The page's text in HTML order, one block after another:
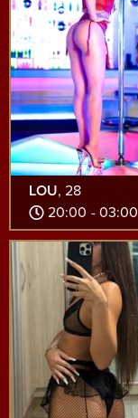
LOU, 28
20:00 - 03:00